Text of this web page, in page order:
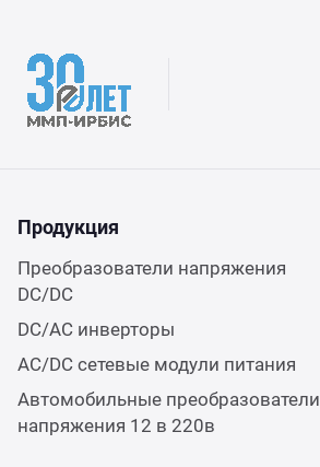
Продукция
Преобразователи напряжения
DC/DC
DC/AC инверторы
AC/DC сетевые модули питания
Автомобильные преобразователи
напряжения 12 в 220в